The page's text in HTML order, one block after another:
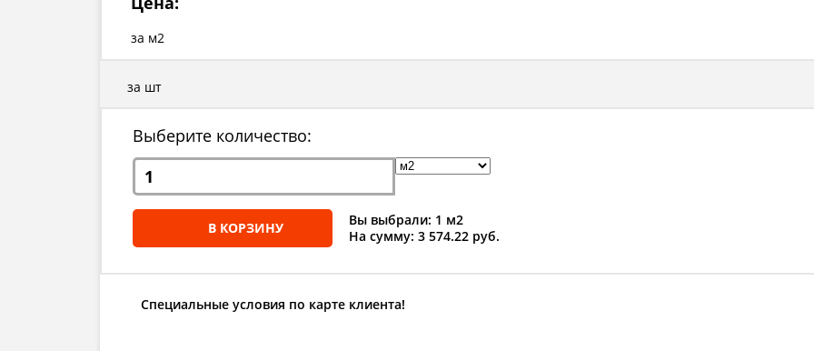
за м2
за шт
Выберите количество:
В КОРЗИНУ
Вы выбрали: 1 м2
На сумму: 3 574.22 руб.
Специальные условия по карте клиента!